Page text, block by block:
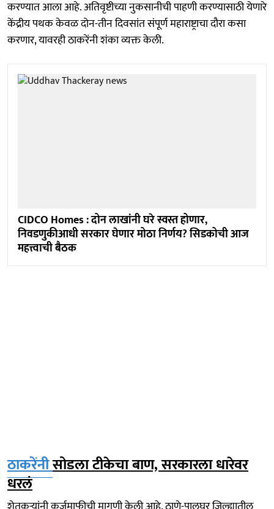
करण्यात आला आहे. अतिवृष्टीच्या नुकसानीची पाहणी करण्यासाठी येणारे
केंद्रीय पथक केवळ दोन-तीन दिवसांत संपूर्ण महाराष्ट्राचा दौरा कसा
करणार, यावरही ठाकरेंनी शंका व्यक्त केली.
CIDCO Homes : दोन लाखांनी घरे स्वस्त होणार,
निवडणुकीआधी सरकार घेणार मोठा निर्णय? सिडकोची आज
महत्त्वाची बैठक
ठाकरेंनीसोडला टीकेचा बाण, सरकारला धारेवर
धरलं